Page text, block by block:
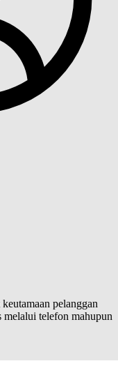
pelanggan
melalui telefon mahupun